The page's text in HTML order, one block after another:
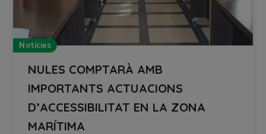
Notícies
NULES COMPTARÀ AMB
IMPORTANTS ACTUACIONS
D’ACCESSIBILITAT EN LA ZONA
MARÍTIMA